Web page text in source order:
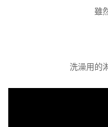
雖
洗澡用的